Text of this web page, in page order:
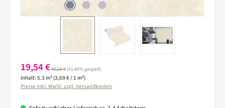
Verkaufspreis:
19,54 €Regulärer Preis:
40,28 €(51.49% gespart)
Inhalt: 5.3 m² (3,69 € / 1 m²)
Preise inkl. MwSt. zzgl. Versandkosten